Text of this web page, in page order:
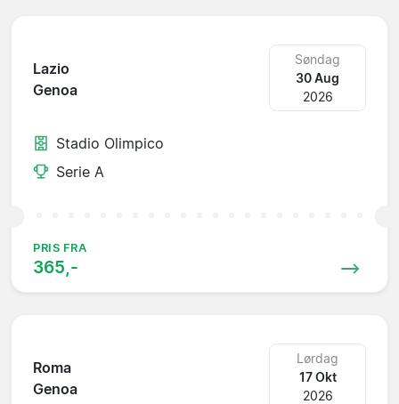
Lazio
Genoa
Søndag
30 Aug
2026
Stadio Olimpico
Serie A
PRIS FRA
365,-
Roma
Genoa
Lørdag
17 Okt
2026